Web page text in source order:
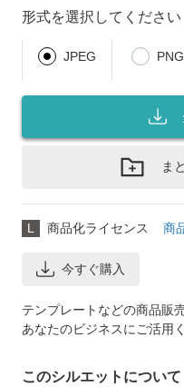
形式を選択してください
JPEG PNG
ま
L 商品化ライセンス 商
今すぐ購入
テンプレートなどの商品販
あなたのビジネスにご活用
このシルエットについて